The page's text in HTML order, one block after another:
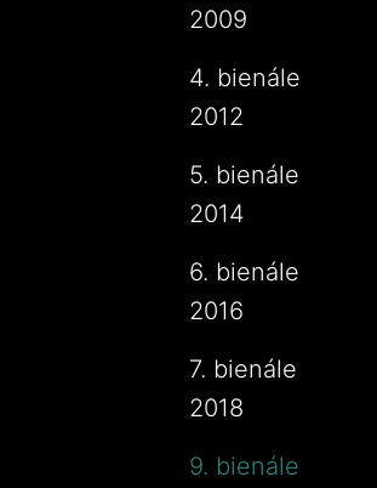
2009
4. bienále
2012
5. bienále
2014
6. bienále
2016
7. bienále
2018
9. bienále